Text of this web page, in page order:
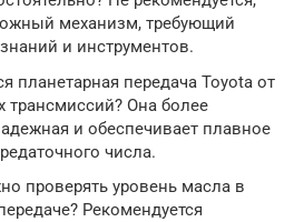
механизм, требующий
и инструментов.
планетарная передача Toyota от
трансмиссий? Она более
и обеспечивает плавное
числа.
проверять уровень масла в
Рекомендуется